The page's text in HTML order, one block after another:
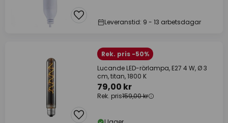
Leveranstid: 9 - 13 arbetsdagar
Rek. pris -50%
Lucande LED-rörlampa, E27 4 W, Ø 3
cm, titan, 1800 K
79,00 kr
Rek. pris159,00 kr